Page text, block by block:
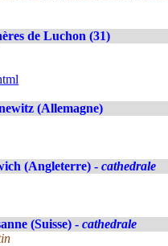
de Luchon (31)
(Allemagne)
(Angleterre) - cathedrale
(Suisse) - cathedrale